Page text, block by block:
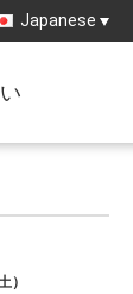
Japanese
）